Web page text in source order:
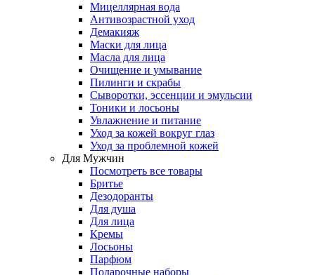
Мицеллярная вода
Антивозрастной уход
Демакияж
Маски для лица
Масла для лица
Очищение и умывание
Пилинги и скрабы
Сыворотки, эссенции и эмульсии
Тоники и лосьоны
Увлажнение и питание
Уход за кожей вокруг глаз
Уход за проблемной кожей
Для Мужчин
Посмотреть все товары
Бритье
Дезодоранты
Для душа
Для лица
Кремы
Лосьоны
Парфюм
Подарочные наборы